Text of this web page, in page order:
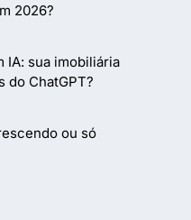
2026?
IA: sua imobiliária
do ChatGPT?
ou só